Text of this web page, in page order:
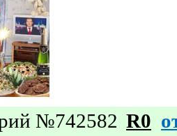
№742582 R0